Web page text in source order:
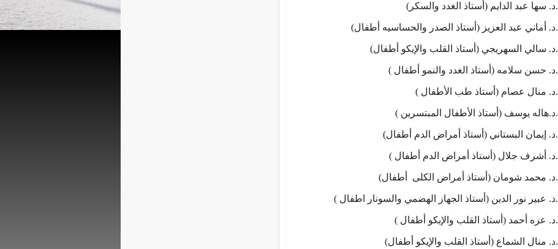
أ.د. سها عبد الدايم (أستاذ الغدد والسكر)
أ.د. أماني عبد العزيز (أستاذ الصدر والحساسيه أطفال)
أ.د. سالي السهريجي (أستاذ القلب والإيكو أطفال)
أ.د. حسن سلامه (أستاذ الغدد والنمو أطفال )
أ.د. منال عصام (أستاذ طب الأطفال )
أ.د.هاله يوسف (أستاذ الأطفال المبتسرين )
أ.د. إيمان البستاني (أستاذ أمراض الدم أطفال)
أ.د. أشرف جلال (أستاذ أمراض الدم أطفال )
أ.د. محمد شومان (أستاذ أمراض الكلى أطفال)
أ.د. عبير نور الدين (أستاذ الجهاز الهضمي والسونار اطفال )
أ.د. عزه أحمد (أستاذ القلب والإيكو أطفال )
أ.د. منال الشماع (أستاذ القلب والإيكو أطفال)